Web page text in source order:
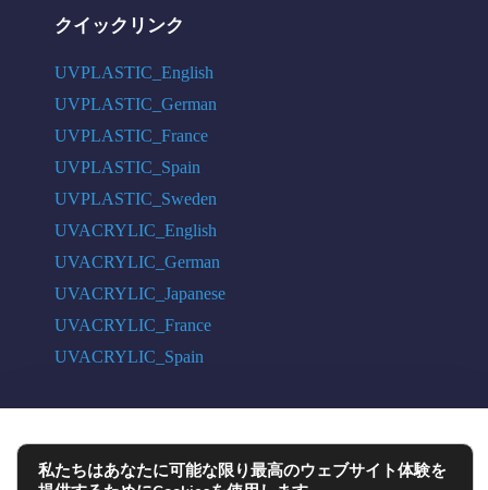
クイックリンク
UVPLASTIC_English
UVPLASTIC_German
UVPLASTIC_France
UVPLASTIC_Spain
UVPLASTIC_Sweden
UVACRYLIC_English
UVACRYLIC_German
UVACRYLIC_Japanese
UVACRYLIC_France
UVACRYLIC_Spain
COPYRIGHT © 2004 - 2026 UVPLASTIC MATERIAL TECHNOLOGY CO.,
LTD. ALL RIGHTS RESERVED
私たちはあなたに可能な限り最高のウェブサイト体験を